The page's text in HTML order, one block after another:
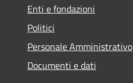
Enti e fondazioni
Politici
Personale Amministrativo
Documenti e dati